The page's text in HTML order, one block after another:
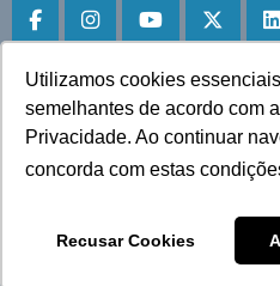
Utilizamos cookies
semelhantes de acordo com
Privacidade. Ao continuar
concorda com estas
Recusar Cookies
Faça download do aplicativo
Play Store e App Store
Todos os direitos